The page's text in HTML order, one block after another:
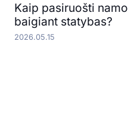
Kaip pasiruošti
baigiant statybas?
2026.05.15